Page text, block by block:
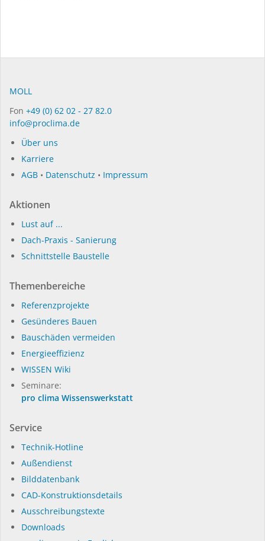
MOLL
Fon +49 (0) 62 02 - 27 82.0
info@proclima.de
Über uns
Karriere
AGB • Datenschutz • Impressum
Aktionen
Lust auf ...
Dach-Praxis - Sanierung
Schnittstelle Baustelle
Themenbereiche
Referenzprojekte
Gesünderes Bauen
Bauschäden vermeiden
Energieeffizienz
WISSEN Wiki
Seminare:
pro clima Wissenswerkstatt
Service
Technik-Hotline
Außendienst
Bilddatenbank
CAD-Konstruktionsdetails
Ausschreibungstexte
Downloads